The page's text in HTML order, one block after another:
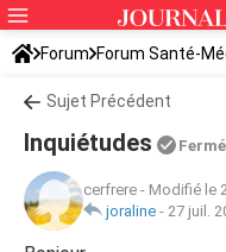
Forum Forum Santé-
Infertilité
Sujet Précédent
Inquiétudes Fermé
cerfrere - Modifié le
joraline - 27 juil.